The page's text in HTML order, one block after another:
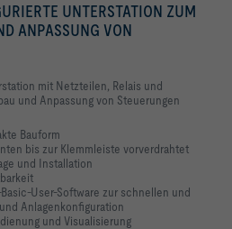
UNTERSTATION ZUM
ANPASSUNG VON
mit Netzteilen, Relais und
und Anpassung von Steuerungen
Bauform
bis zur Klemmleiste vorverdrahtet
und Installation
User-Software zur schnellen und
Anlagenkonfiguration
und Visualisierung